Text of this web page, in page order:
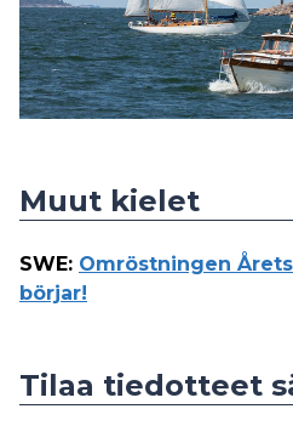
Muut kielet
SWE: Omröstningen
börjar!
Tilaa tiedotteet